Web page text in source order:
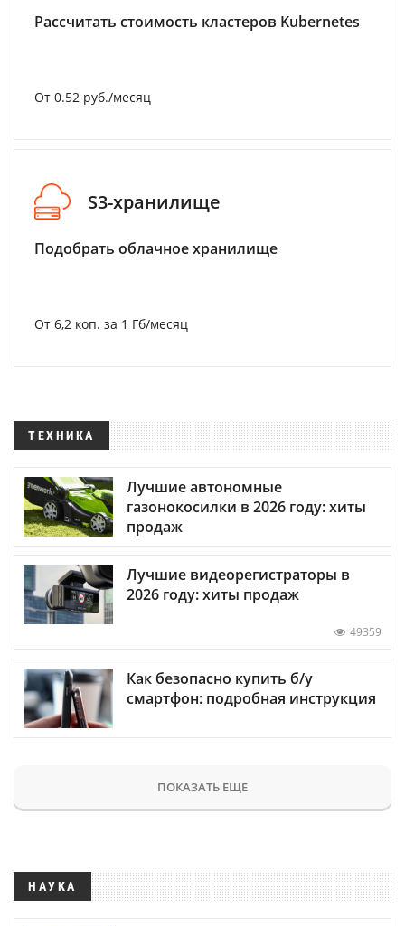
Рассчитать стоимость кластеров Kubernetes
От 0.52 руб./месяц
S3-хранилище
Подобрать облачное хранилище
От 6,2 коп. за 1 Гб/месяц
ТЕХНИКА
Лучшие автономные
газонокосилки в 2026 году: хиты
продаж
Лучшие видеорегистраторы в
2026 году: хиты продаж
49359
Как безопасно купить б/у
смартфон: подробная инструкция
ПОКАЗАТЬ ЕЩЕ
НАУКА